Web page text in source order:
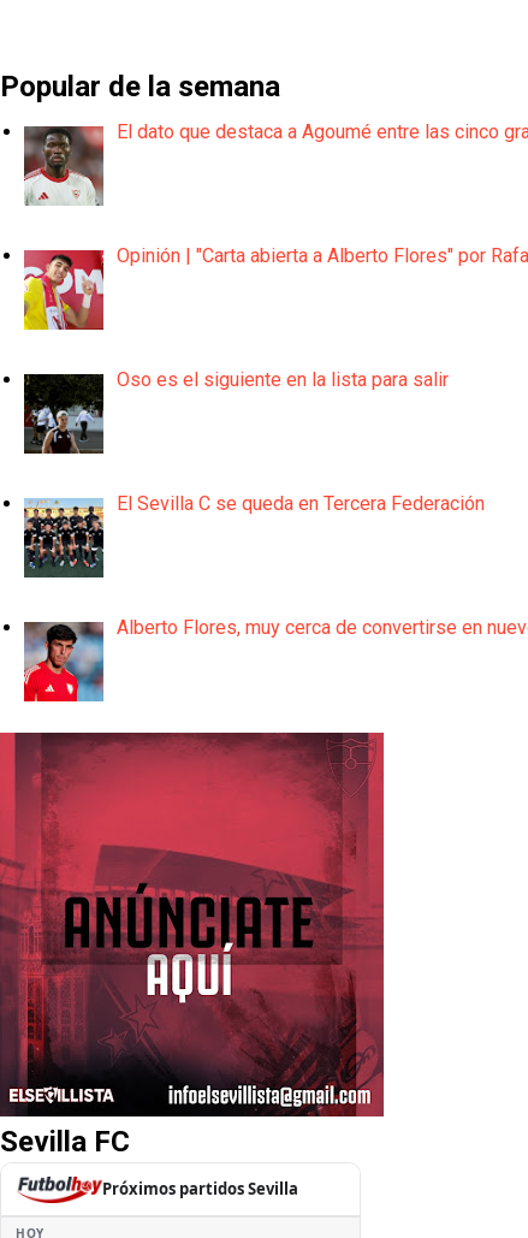
Popular de la semana
El dato que destaca a Agoumé entre las cinco
Opinión | "Carta abierta a Alberto Flores" por
Oso es el siguiente en la lista para salir
El Sevilla C se queda en Tercera Federación
Alberto Flores, muy cerca de convertirse en
Sevilla FC